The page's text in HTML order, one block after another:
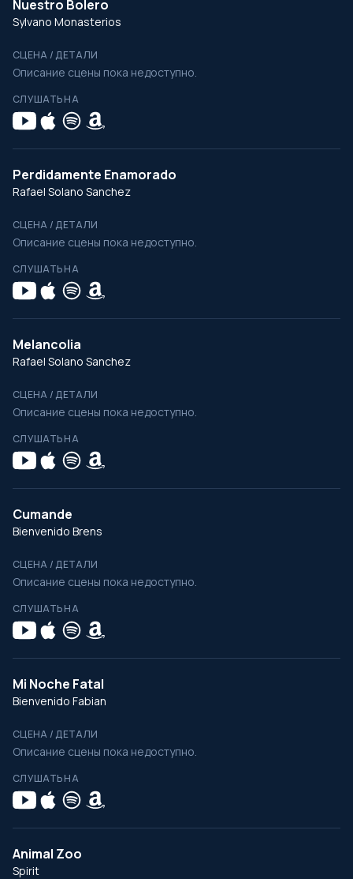
Nuestro Bolero
Sylvano Monasterios
СЦЕНА / ДЕТАЛИ
Описание сцены пока недоступно.
СЛУШАТЬ НА
Perdidamente Enamorado
Rafael Solano Sanchez
СЦЕНА / ДЕТАЛИ
Описание сцены пока недоступно.
СЛУШАТЬ НА
Melancolia
Rafael Solano Sanchez
СЦЕНА / ДЕТАЛИ
Описание сцены пока недоступно.
СЛУШАТЬ НА
Cumande
Bienvenido Brens
СЦЕНА / ДЕТАЛИ
Описание сцены пока недоступно.
СЛУШАТЬ НА
Mi Noche Fatal
Bienvenido Fabian
СЦЕНА / ДЕТАЛИ
Описание сцены пока недоступно.
СЛУШАТЬ НА
Animal Zoo
Spirit